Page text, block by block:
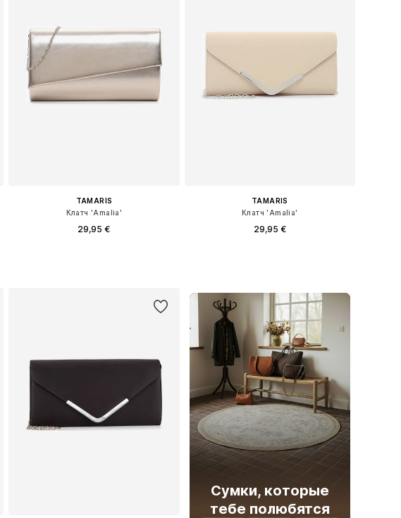
TAMARIS
Клатч 'Amalia'
29,95 €
TAMARIS
Клатч 'Amalia'
29,95 €
Сумки, которые
тебе полюбятся